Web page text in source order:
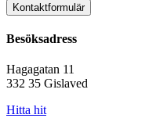
Kontaktformulär
Besöksadress
Hagagatan 11
332 35 Gislaved
Hitta hit